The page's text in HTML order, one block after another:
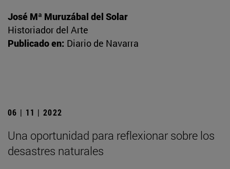
José Mª Muruzábal del Solar
Historiador del Arte
Publicado en: Diario de Navarra
06 | 11 | 2022
Una oportunidad para reflexionar sobre los
desastres naturales